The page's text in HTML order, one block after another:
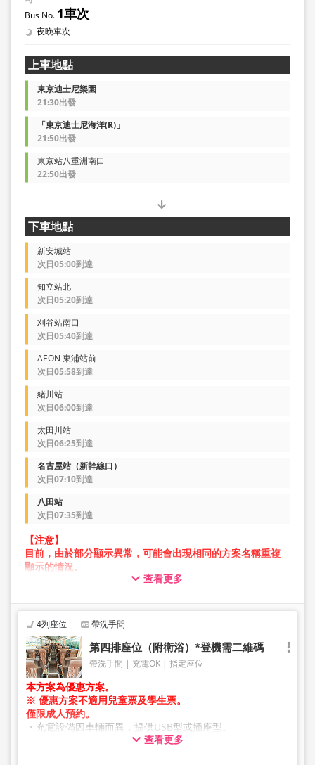
1車次
夜晚車次
上車地點
東京迪士尼樂園
21:30出發
「東京迪士尼海洋(R)」
21:50出發
東京站八重洲南口
22:50出發
下車地點
新安城站
次日05:00到達
知立站北
次日05:20到達
刈谷站南口
次日05:40到達
AEON 東浦站前
次日05:58到達
緒川站
次日06:00到達
太田川站
次日06:25到達
名古屋站（新幹線口）
次日07:10到達
八田站
次日07:35到達
【注意】
目前，由於部分顯示異常，可能會出現相同的方案名稱重複
顯示的情況。
在此情況下，預約操作過程中可能會發生錯誤。
案進行預約。
查看更多
4列座位 帶洗手間
第四排座位（附衛浴）*登機需二維碼
帶洗手間 充電OK 指定座位
本方案為優惠方案。
※ 優惠方案不適用兒童票及學生票。
僅限成人預約。
・充電設備因車輛而異，提供USB型或插座型。
・因加班車或車輛維修等因素，車輛及座位規格可能於未事
查看更多